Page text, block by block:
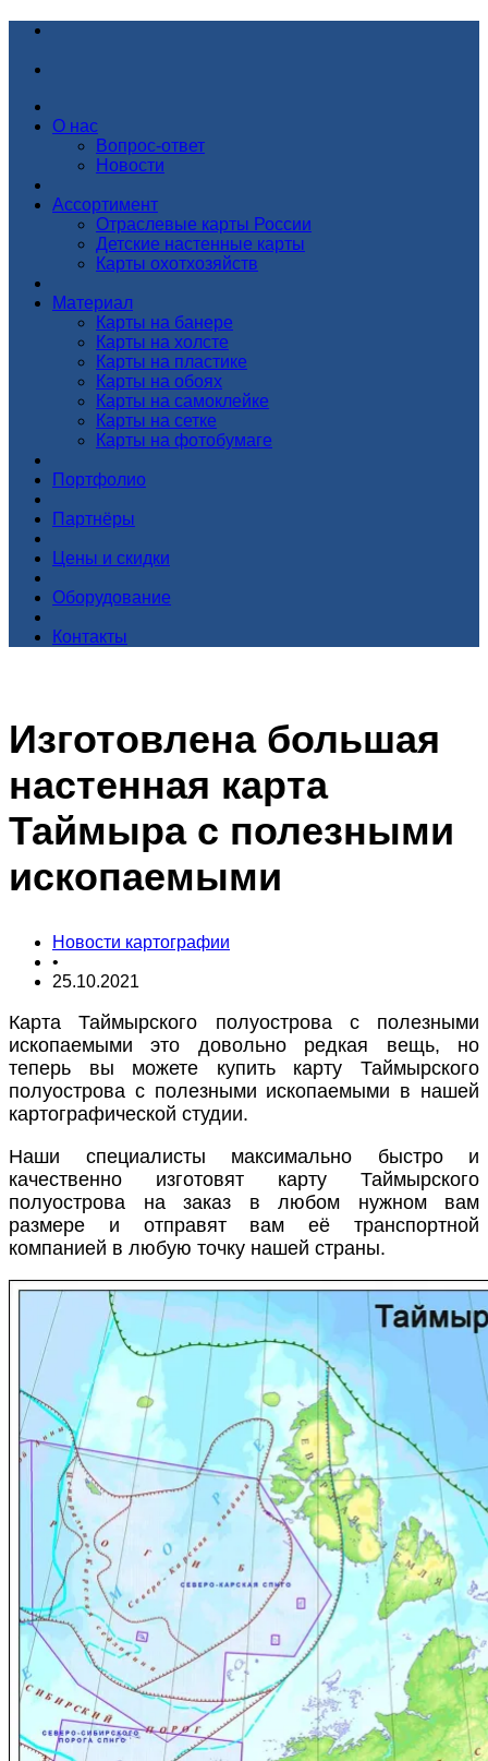
О нас
Вопрос-ответ
Новости
Ассортимент
Отраслевые карты России
Детские настенные карты
Карты охотхозяйств
Материал
Карты на банере
Карты на холсте
Карты на пластике
Карты на обоях
Карты на самоклейке
Карты на сетке
Карты на фотобумаге
Портфолио
Партнёры
Цены и скидки
Оборудование
Контакты
Изготовлена большая
настенная карта
Таймыра с полезными
ископаемыми
Новости картографии
•
25.10.2021
Карта Таймырского полуострова с полезными
ископаемыми это довольно редкая вещь, но
теперь вы можете купить карту Таймырского
полуострова с полезными ископаемыми в нашей
картографической студии.
Наши специалисты максимально быстро и
качественно изготовят карту Таймырского
полуострова на заказ в любом нужном вам
размере и отправят вам её транспортной
компанией в любую точку нашей страны.